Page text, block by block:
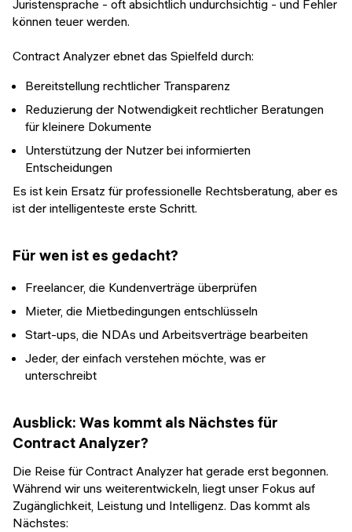
Juristensprache - oft absichtlich undurchsichtig - und Fehler
können teuer werden.
Contract Analyzer ebnet das Spielfeld durch:
Bereitstellung rechtlicher Transparenz
Reduzierung der Notwendigkeit rechtlicher Beratungen
für kleinere Dokumente
Unterstützung der Nutzer bei informierten
Entscheidungen
Es ist kein Ersatz für professionelle Rechtsberatung, aber es
ist der intelligenteste erste Schritt.
Für wen ist es gedacht?
Freelancer, die Kundenverträge überprüfen
Mieter, die Mietbedingungen entschlüsseln
Start-ups, die NDAs und Arbeitsverträge bearbeiten
Jeder, der einfach verstehen möchte, was er
unterschreibt
Ausblick: Was kommt als Nächstes für
Contract Analyzer?
Die Reise für Contract Analyzer hat gerade erst begonnen.
Während wir uns weiterentwickeln, liegt unser Fokus auf
Zugänglichkeit, Leistung und Intelligenz. Das kommt als
Nächstes: